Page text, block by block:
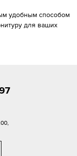
удобным способом
для ваших